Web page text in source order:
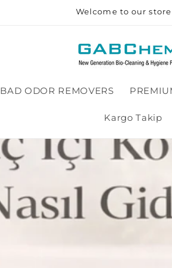
Welcome to our store
BAD ODOR REMOVERS
Kargo Takip